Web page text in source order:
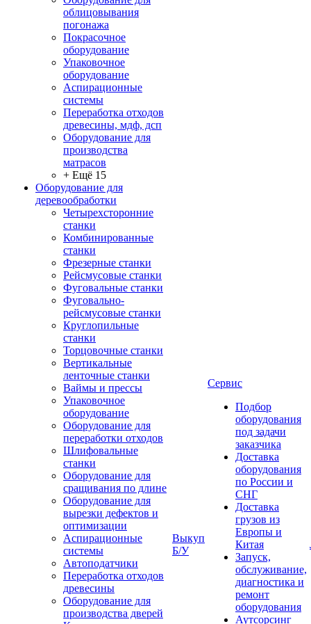
облицовывания
погонажа
Покрасочное
оборудование
Упаковочное
оборудование
Аспирационные
системы
Переработка отходов
древесины, мдф, дсп
Оборудование для
производства
матрасов
+ Ещё 15
Оборудование для
деревообработки
Четырехсторонние
станки
Комбинированные
станки
Фрезерные станки
Рейсмусовые станки
Фуговальные станки
Фуговально-
рейсмусовые станки
Круглопильные
станки
Торцовочные станки
Вертикальные
ленточные станки
Ваймы и прессы
Упаковочное
оборудование
Оборудование для
переработки отходов
Шлифовальные
станки
Оборудование для
сращивания по длине
Оборудование для
вырезки дефектов и
оптимизации
Аспирационные
системы
Автоподатчики
Переработка отходов
древесины
Оборудование для
производства дверей
Выкуп
Б/У
Сервис
Подбор
оборудования
под задачи
заказчика
Доставка
оборудования
по России и
СНГ
Доставка
грузов из
Европы и
Китая
Запуск,
обслуживание,
диагностика и
ремонт
оборудования
Аутсорсинг